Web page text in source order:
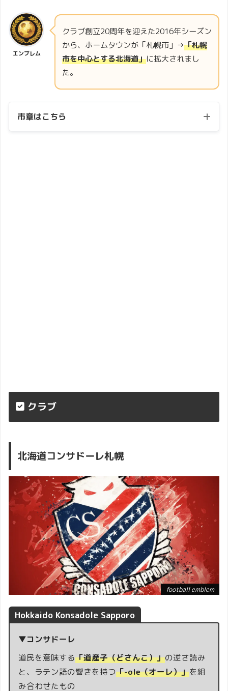
エンブレム
クラブ創立20周年を迎えた2016年シーズン
から、ホームタウンが「札幌市」→「札幌
市を中心とする北海道」に拡大されまし
た。
市章はこちら
クラブ
北海道コンサドーレ札幌
football emblem
Hokkaido Konsadole Sapporo
▼コンサドーレ
道民を意味する「道産子（どさんこ）」の逆さ読み
と、ラテン語の響きを持つ「-ole（オーレ）」を組
み合わせたもの